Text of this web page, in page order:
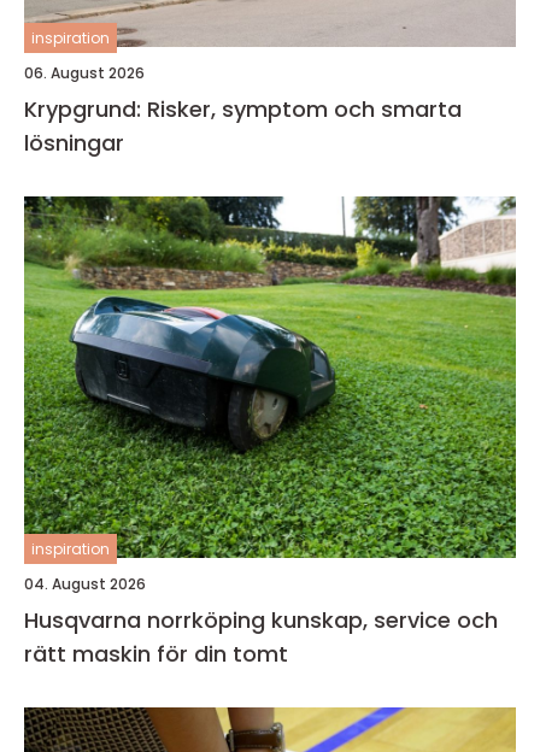
inspiration
06. August 2026
Krypgrund: Risker, symptom och smarta
lösningar
inspiration
04. August 2026
Husqvarna norrköping kunskap, service och
rätt maskin för din tomt